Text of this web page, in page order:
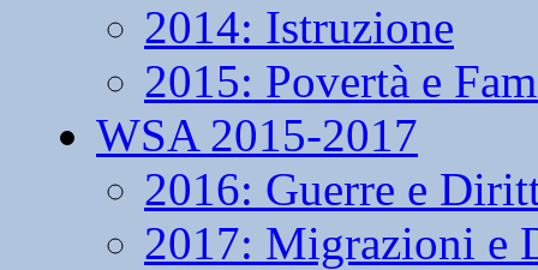
2014: Istruzione
2015: Povertà e
WSA 2015-2017
2016: Guerre e
2017: Migrazioni e